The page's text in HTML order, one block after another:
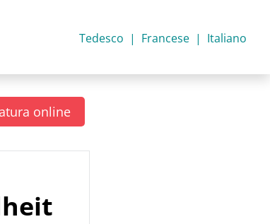
Tedesco Francese Italiano
online